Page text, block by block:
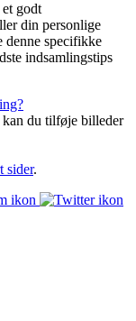
godt
din personlige
denne specifikke
indsamlingstips
kan du tilføje billeder
sider.